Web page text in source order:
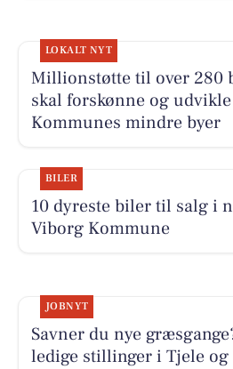
LOKALT NYT
Millionstøtte til over 280
skal forskønne og
Kommunes mindre byer
BILER
10 dyreste biler til salg i
Viborg Kommune
JOBNYT
Savner du nye
ledige stillinger i Tjele og